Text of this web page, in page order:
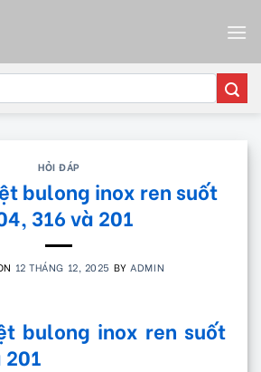
HỎI ĐÁP
bulong inox ren suốt
316 và 201
12 THÁNG 12, 2025 BY ADMIN
bulong inox ren suốt
201